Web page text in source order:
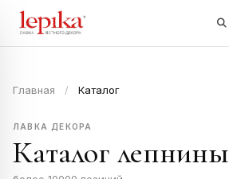
Главная / Каталог
ЛАВКА ДЕКОРА
Каталог лепнины